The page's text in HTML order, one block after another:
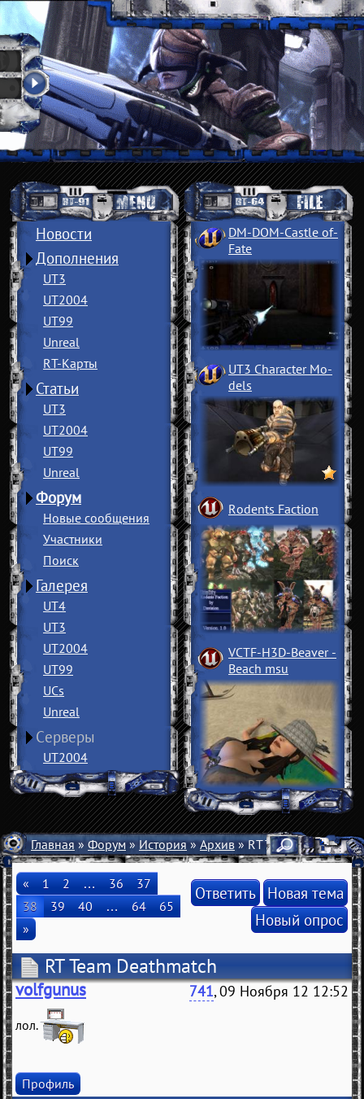
Новости
Дополнения
UT3
UT2004
UT99
Unreal
RT-Карты
Статьи
UT3
UT2004
UT99
Unreal
Форум
Новые сообщения
Участники
Поиск
Галерея
UT4
UT3
UT2004
UT99
UCs
Unreal
Серверы
UT2004
DM-DOM-Castle of­
Fate
UT3 Character Mo­
dels
Rodents Faction
VCTF-H3D-Beaver ­
Beach msu
Главная»Форум»История»Архив» RT Team Deathmatch
« 1 2 … 36
37
38
39 40 … 64
65
»
Ответить Новая тема
Новый опрос
RT Team Deathmatch
volfgunus 741, 09 Ноября 12 12:52
лол.
Профиль